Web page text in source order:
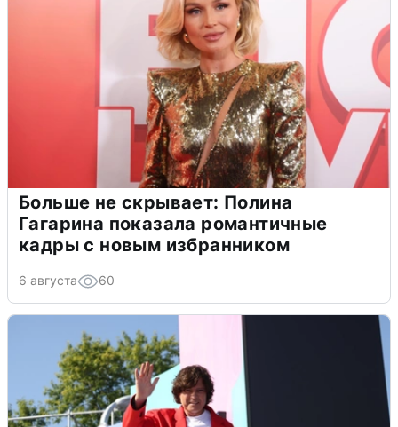
Больше не скрывает: Полина
Гагарина показала романтичные
кадры с новым избранником
6 августа 60